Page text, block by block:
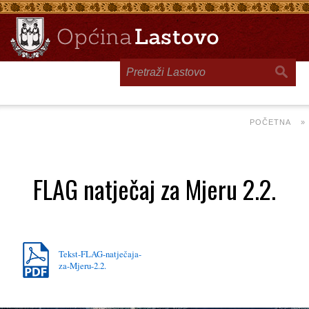
POČETNA »
FLAG natječaj za Mjeru 2.2.
Tekst-FLAG-natječaja-
za-Mjeru-2.2.